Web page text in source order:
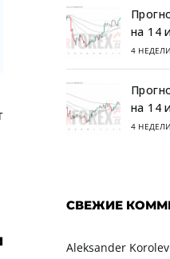
на 14
4 НЕДЕЛИ
на 14
4 НЕДЕЛИ
СВЕЖИЕ
Aleksander Korolev